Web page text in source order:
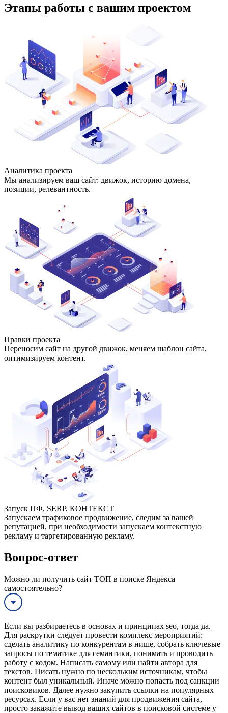
Этапы работы с вашим проектом
Аналитика проекта
Мы анализируем ваш сайт: движок, историю домена,
позиции, релевантность.
Правки проекта
Переносим сайт на другой движок, меняем шаблон сайта,
оптимизируем контент.
Запуск ПФ, SERP, КОНТЕКСТ
Запускаем трафиковое продвижение, следим за вашей
репутацией, при необходимости запускаем контекстную
рекламу и таргетированную рекламу.
Вопрос-ответ
Можно ли получить сайт ТОП в поиске Яндекса
самостоятельно?
Если вы разбираетесь в основах и принципах seo, тогда да.
Для раскрутки следует провести комплекс мероприятий:
сделать аналитику по конкурентам в нише, собрать ключевые
запросы по тематике для семантики, понимать и проводить
работу с кодом. Написать самому или найти автора для
текстов. Писать нужно по нескольким источникам, чтобы
контент был уникальный. Иначе можно попасть под санкции
поисковиков. Далее нужно закупить ссылки на популярных
ресурсах. Если у вас нет знаний для продвижения сайта,
просто закажите вывод ваших сайтов в поисковой системе у